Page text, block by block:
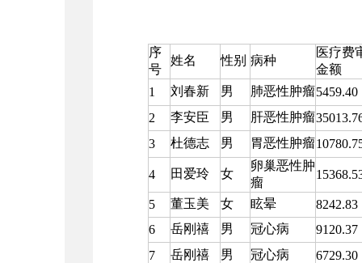
序
号
姓名 性别 病种
医疗费
金额
1
刘春新 男 肺恶性肿瘤5459.40
2
李安臣 男 肝恶性肿瘤
3
杜德志 男 胃恶性肿瘤
4 田爱玲 女
卵巢恶性肿
瘤
5 董玉美 女 眩晕
8242.83
6
岳刚禧 男 冠心病
9120.37
7
岳刚禧 男 冠心病 6729.30